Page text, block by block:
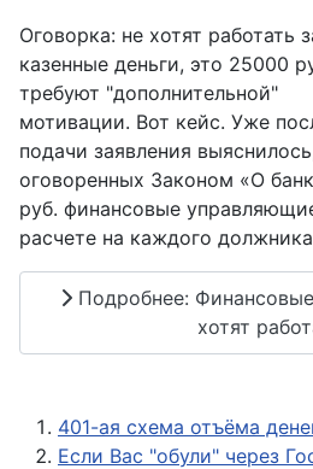
Оговорка: не хотят работать
казенные деньги, это 25000
требуют "дополнительной"
мотивации. Вот кейс. Уже
подачи заявления
оговоренных Законом «О
руб. финансовые
расчете на каждого
Подробнее:
хотят
401-ая схема отъёма
Если Вас "обули" через